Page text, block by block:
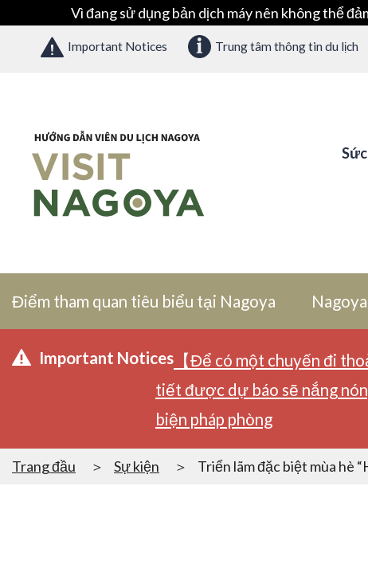
Vì đang sử dụng bản dịch máy nên không thể
Important Notices Trung tâm thông tin du lịch
Điểm tham quan tiêu biểu tại Nagoya
Important Notices 【Để có một chuyến đi
tiết được dự báo sẽ nắng
biện pháp phòng
Trang đầu Sự kiện Triển lãm đặc biệt mùa hè